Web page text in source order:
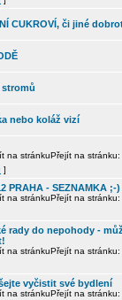
CUKROVÍ, či jiné
stromů
nebo koláž vizí
Přejít na stránku:
]
PRAHA - SEZNAMKA ;-)
Přejít na stránku:
rady do nepohody -
Přejít na stránku:
vyčistit své bydlení
Přejít na stránku: